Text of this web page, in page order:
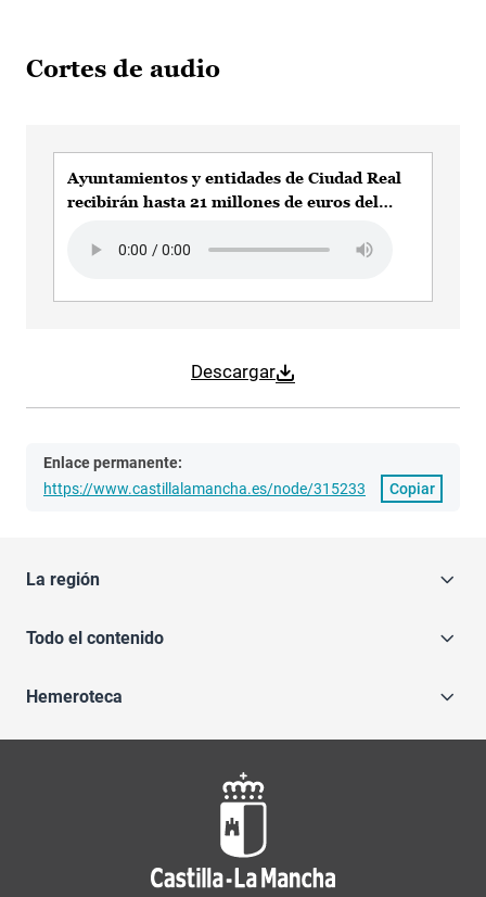
Cortes de audio
Descargar
Ayuntamientos y entidades de Ciudad Real
recibirán hasta 21 millones de euros del
con discapacidad
Enlace permanente:
https://www.castillalamancha.es/node/315233
Copiar
La región
Todo el contenido
Hemeroteca